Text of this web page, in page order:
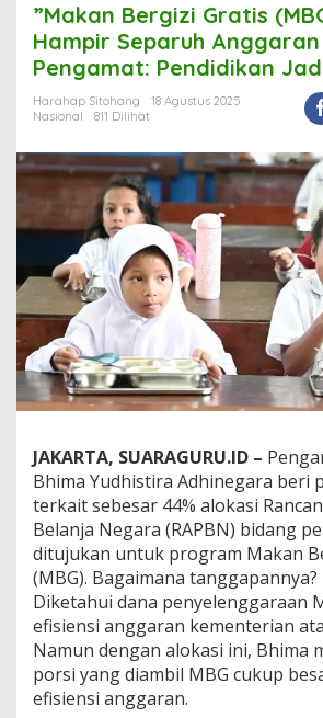
M
a
k
a
n
r
g
i
G
r
a
t
s
(
M
B
)
'
M
a
k
a
n
H
m
p
r
”Makan Bergizi Gratis
Hampir Separuh
Pengamat: Pendidikan
Harahap Sitohang
18 Agustus 2025
Nasional
811 Dilihat
JAKARTA, SUARAGURU.ID –
Bhima Yudhistira Adhinegara beri
terkait sebesar 44% alokasi
Belanja Negara (RAPBN) bidang
ditujukan untuk program Makan
(MBG). Bagaimana tanggapannya?
Diketahui dana penyelenggaraan
efisiensi anggaran kementerian
Namun dengan alokasi ini, Bhima
porsi yang diambil MBG cukup
efisiensi anggaran.